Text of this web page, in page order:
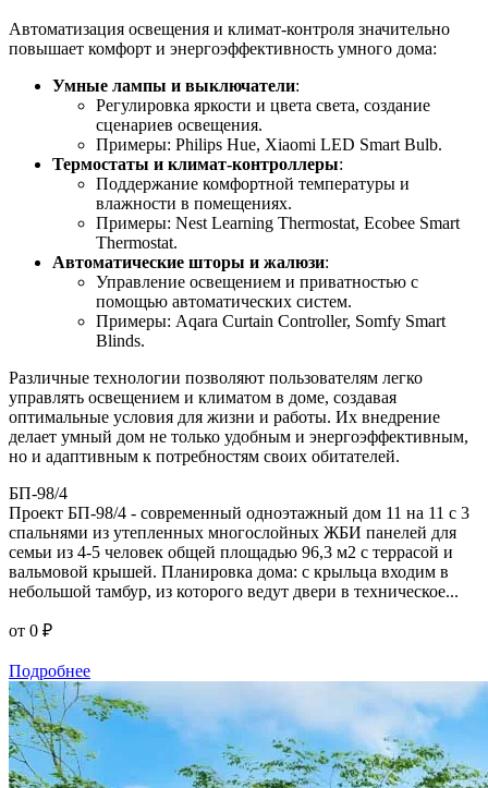
Автоматизация освещения и климат-контроля значительно
повышает комфорт и энергоэффективность умного дома:
Умные лампы и выключатели:
Регулировка яркости и цвета света, создание
сценариев освещения.
Примеры: Philips Hue, Xiaomi LED Smart Bulb.
Термостаты и климат-контроллеры:
Поддержание комфортной температуры и
влажности в помещениях.
Примеры: Nest Learning Thermostat, Ecobee Smart
Thermostat.
Автоматические шторы и жалюзи:
Управление освещением и приватностью с
помощью автоматических систем.
Примеры: Aqara Curtain Controller, Somfy Smart
Blinds.
Различные технологии позволяют пользователям легко
управлять освещением и климатом в доме, создавая
оптимальные условия для жизни и работы. Их внедрение
делает умный дом не только удобным и энергоэффективным,
но и адаптивным к потребностям своих обитателей.
БП-98/4
Проект БП-98/4 - современный одноэтажный дом 11 на 11 с 3
спальнями из утепленных многослойных ЖБИ панелей для
семьи из 4-5 человек общей площадью 96,3 м2 с террасой и
вальмовой крышей. Планировка дома: с крыльца входим в
небольшой тамбур, из которого ведут двери в техническое...
от 0 ₽
Подробнее